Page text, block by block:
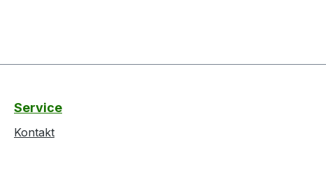
Service
Kontakt